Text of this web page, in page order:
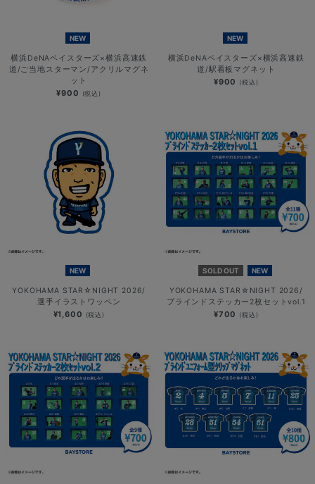
NEW
横浜DeNAベイスターズ×横浜高速鉄
道/ご当地スターマン/アクリルマグネ
ット
¥900 (税込)
NEW
横浜DeNAベイスターズ×横浜高速鉄
道/駅看板マグネット
¥900 (税込)
NEW
YOKOHAMA STAR☆NIGHT 2026/
選手イラストワッペン
¥1,600 (税込)
SOLD OUT NEW
YOKOHAMA STAR☆NIGHT 2026/
ブラインドステッカー2枚セットvol.1
¥700 (税込)